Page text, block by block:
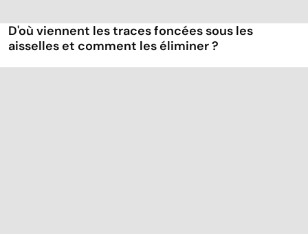
D'où viennent les traces foncées sous les
aisselles et comment les éliminer ?